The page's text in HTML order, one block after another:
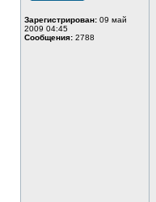
Зарегистрирован: 09 май
2009 04:45
Сообщения: 2788